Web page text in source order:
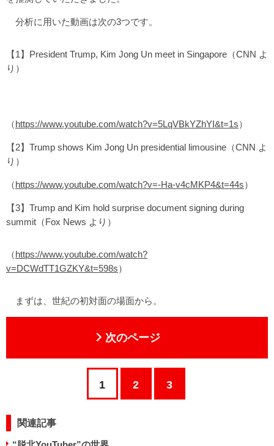
分析に用いた動画は次の3つです。
【1】President Trump, Kim Jong Un meet in Singapore（CNN よ
り）
（https://www.youtube.com/watch?v=5LqVBkYZhYI&t=1s）
【2】Trump shows Kim Jong Un presidential limousine（CNN よ
り）
（https://www.youtube.com/watch?v=-Ha-v4cMKP4&t=44s）
【3】Trump and Kim hold surprise document signing during
summit（Fox News より）
（https://www.youtube.com/watch?
v=DCWdTT1GZKY&t=598s）
まずは、世紀の初対面の場面から。
次のページ
1 2 3
関連記事